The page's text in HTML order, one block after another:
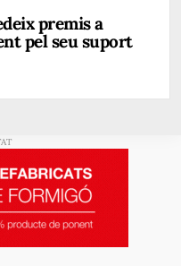
premis a
pel seu suport